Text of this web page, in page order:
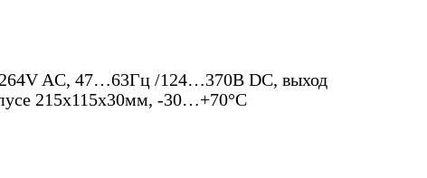
AC, 47…63Гц /124…370В DC, выход
215х115х30мм, -30…+70°С